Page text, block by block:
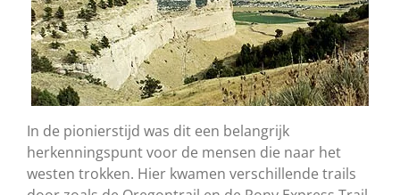
In de pionierstijd was dit een belangrijk
herkenningspunt voor de mensen die naar het
westen trokken. Hier kwamen verschillende trails